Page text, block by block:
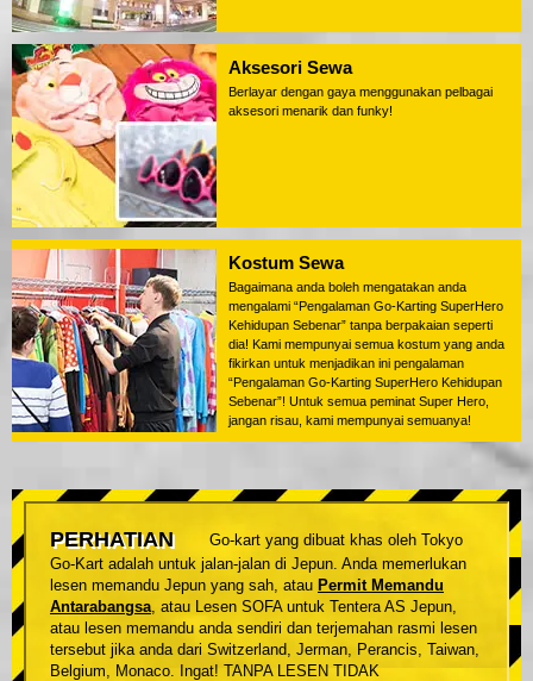
Aksesori Sewa
Berlayar dengan gaya menggunakan pelbagai
aksesori menarik dan funky!
Kostum Sewa
Bagaimana anda boleh mengatakan anda
mengalami “Pengalaman Go-Karting SuperHero
Kehidupan Sebenar” tanpa berpakaian seperti
dia! Kami mempunyai semua kostum yang anda
fikirkan untuk menjadikan ini pengalaman
“Pengalaman Go-Karting SuperHero Kehidupan
Sebenar”! Untuk semua peminat Super Hero,
jangan risau, kami mempunyai semuanya!
PERHATIAN
Go-kart yang dibuat khas oleh Tokyo
Go-Kart adalah untuk jalan-jalan di Jepun. Anda memerlukan
lesen memandu Jepun yang sah, atau Permit Memandu
Antarabangsa , atau Lesen SOFA untuk Tentera AS Jepun,
atau lesen memandu anda sendiri dan terjemahan rasmi lesen
tersebut jika anda dari Switzerland, Jerman, Perancis, Taiwan,
Belgium, Monaco. Ingat! TANPA LESEN TIDAK